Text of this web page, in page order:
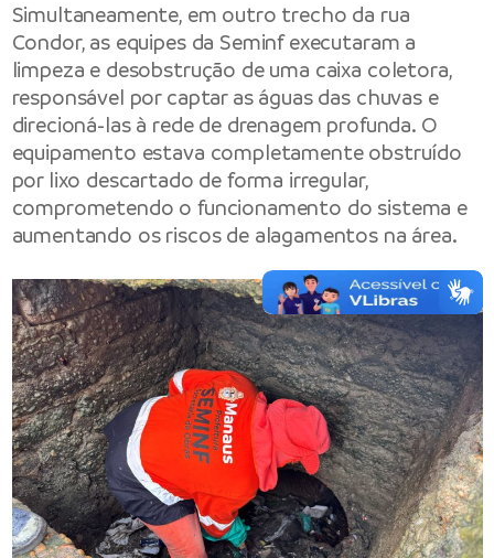
Simultaneamente, em outro trecho da rua
Condor, as equipes da Seminf executaram a
limpeza e desobstrução de uma caixa coletora,
responsável por captar as águas das chuvas e
direcioná-las à rede de drenagem profunda. O
equipamento estava completamente obstruído
por lixo descartado de forma irregular,
comprometendo o funcionamento do sistema e
aumentando os riscos de alagamentos na área.